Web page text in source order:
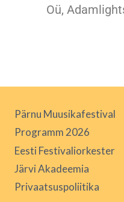
Oü,
Pärnu Muusikafestival
Programm 2026
Eesti Festivaliorkester
Järvi Akadeemia
Privaatsuspoliitika